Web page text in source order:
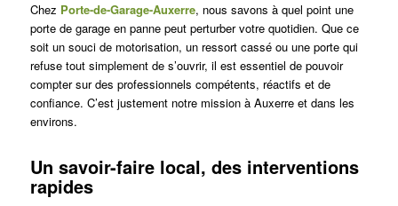
Chez Porte-de-Garage-Auxerre, nous savons à quel point une
porte de garage en panne peut perturber votre quotidien. Que ce
soit un souci de motorisation, un ressort cassé ou une porte qui
refuse tout simplement de s’ouvrir, il est essentiel de pouvoir
compter sur des professionnels compétents, réactifs et de
confiance. C’est justement notre mission à Auxerre et dans les
environs.
Un savoir-faire local, des interventions
rapides